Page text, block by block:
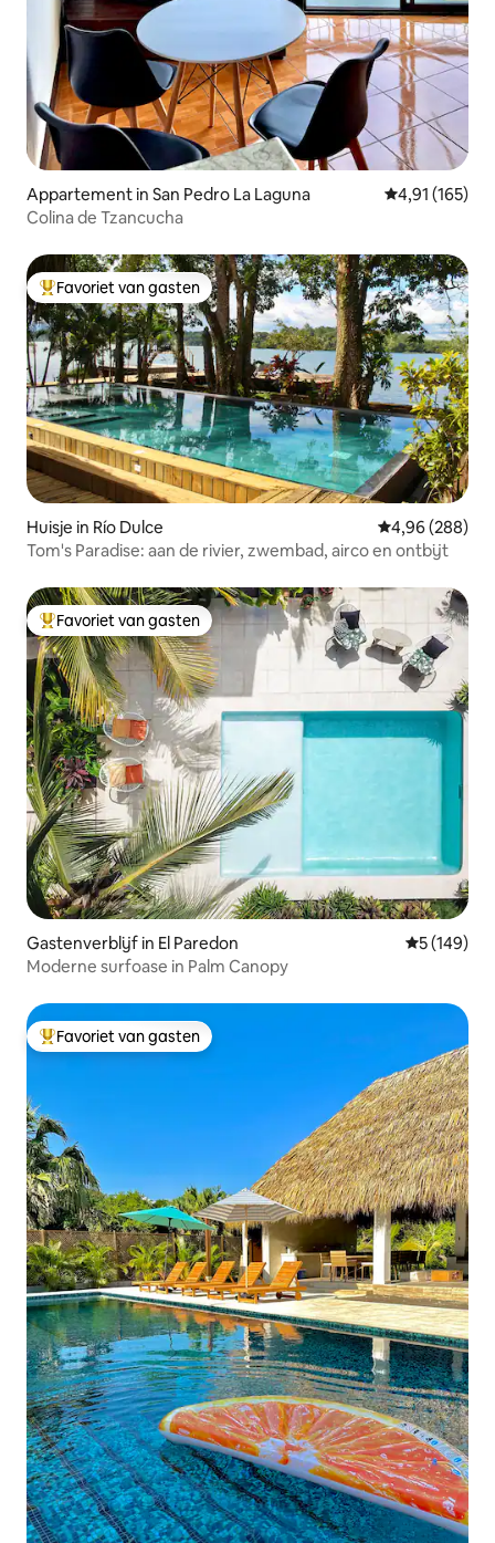
Appartement in San Pedro La Laguna Gemiddelde
4,91 (165)
Colina de Tzancucha
Topfavoriet van gasten
Favoriet van gasten
Huisje in Río Dulce Gemiddelde
4,96 (288)
Tom's Paradise: aan de rivier, zwembad, airco en ontbijt
Topfavoriet van gasten
Favoriet van gasten
Gastenverblijf in El Paredon
5 (149)
Moderne surfoase in Palm Canopy
Topfavoriet van gasten
Favoriet van gasten